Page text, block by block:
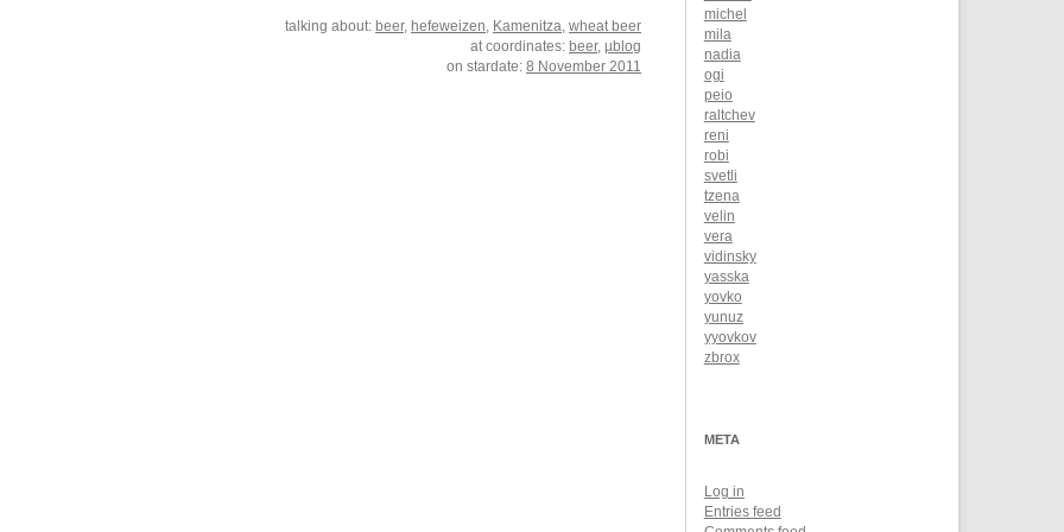
talking about: beer, hefeweizen Kamenitza ,wheat beer
at coordinates: beer,µblog
on stardate:8 November 2011
michel
mila
nadia
ogi
peio
raltchev
reni
robi
svetli
tzena
velin
vera
vidinsky
yasska
yovko
yunuz
yyovkov
zbrox
META
Log in
Entries feed